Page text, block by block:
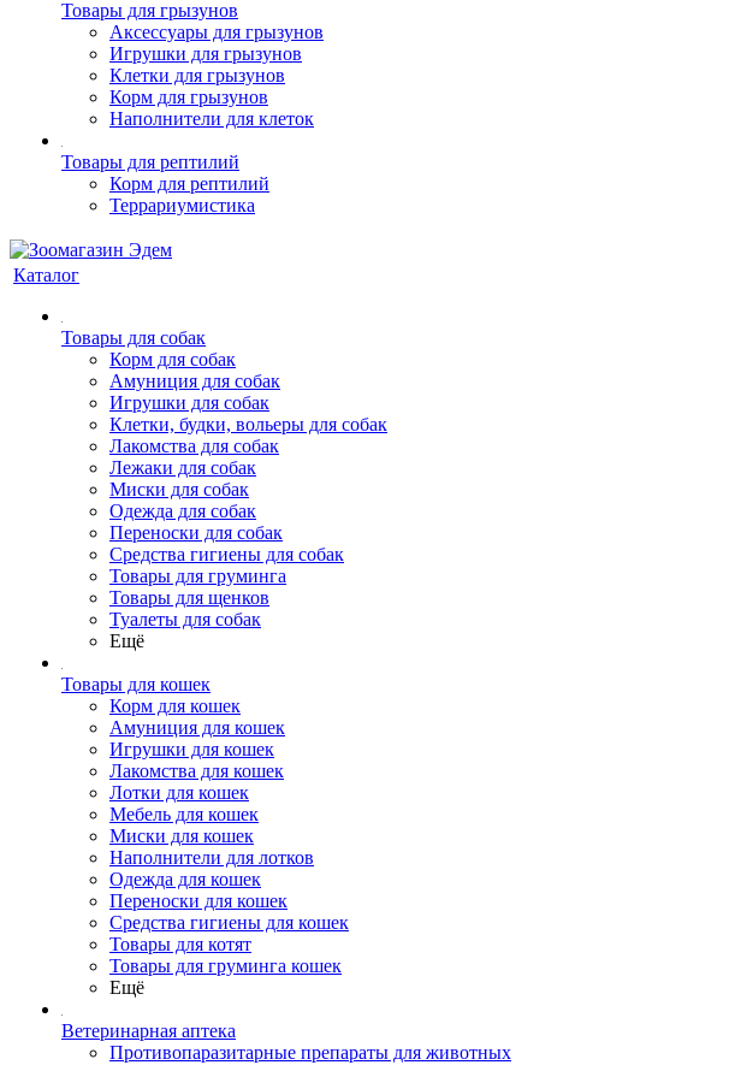
Товары для грызунов
Аксессуары для грызунов
Игрушки для грызунов
Клетки для грызунов
Корм для грызунов
Наполнители для клеток
Товары для рептилий
Корм для рептилий
Террариумистика
Каталог
Товары для собак
Корм для собак
Амуниция для собак
Игрушки для собак
Клетки, будки, вольеры для собак
Лакомства для собак
Лежаки для собак
Миски для собак
Одежда для собак
Переноски для собак
Средства гигиены для собак
Товары для груминга
Товары для щенков
Туалеты для собак
Ещё
Товары для кошек
Корм для кошек
Амуниция для кошек
Игрушки для кошек
Лакомства для кошек
Лотки для кошек
Мебель для кошек
Миски для кошек
Наполнители для лотков
Одежда для кошек
Переноски для кошек
Средства гигиены для кошек
Товары для котят
Товары для груминга кошек
Ещё
Ветеринарная аптека
Противопаразитарные препараты для животных